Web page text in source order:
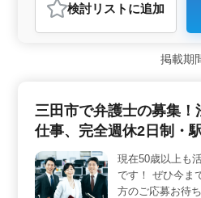
おすすめポイント
＜経験を活かした指導＞ 兵庫
ホームでは、中高年の方々が
躍しています。この職場では、
の育成を支援し、良好な職場
＜シニア層歓迎＞ 平均年齢53
識を持ったシニア世代が、安定
ムの中心として働いています。
交流も盛んで、年齢に関係なく
検討リスト に追加
掲載期
三田市で弁護士の募集！
仕事、完全週休2日制・
現在50歳以上も
です！ ぜひ今ま
方のご応募お待